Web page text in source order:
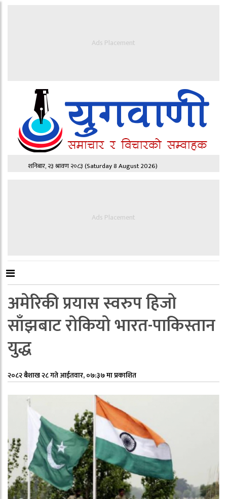
Ads Placement
शनिबार, २३ श्रावण २०८३(Saturday 8 August 2026)
Ads Placement
अमेरिकी प्रयास स्वरुप हिजो
साँझबाट रोकियो भारत-पाकिस्तान
युद्ध
२०८२ बैशाख २८ गते आईतवार, ०७:३७ मा प्रकाशित